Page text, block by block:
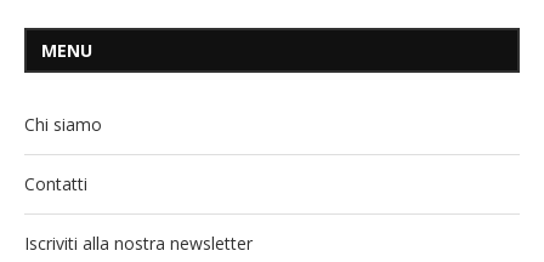
MENU
Chi siamo
Contatti
Iscriviti alla nostra newsletter